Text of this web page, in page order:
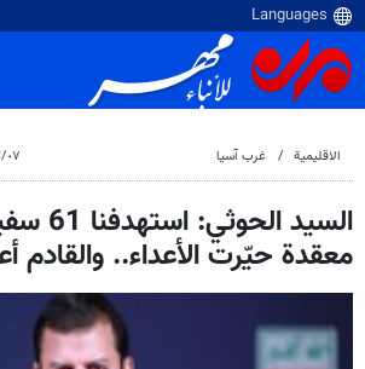
الاقلیمیة غرب آسیا ٠٧‏/٠٣‏/٢٠٢٤، ٦:٢٤ م
السيد
معقدة حيّرت الأعداء.. والقادم